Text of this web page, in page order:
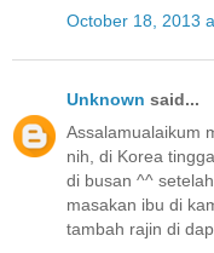
October 18, 2013
Unknown said...
Assalamualaikum
nih, di Korea
di busan ^^
masakan ibu di
tambah rajin di